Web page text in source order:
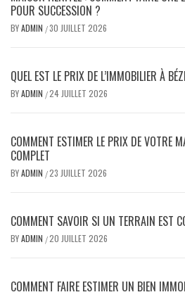
POUR SUCCESSION ?
BYADMIN /30 JUILLET 2026
QUEL EST LE PRIX DE L’IMMOBILIER À
BYADMIN /24 JUILLET 2026
COMMENT ESTIMER LE PRIX DE VOTRE
COMPLET
BYADMIN /23 JUILLET 2026
COMMENT SAVOIR SI UN TERRAIN EST
BYADMIN /20 JUILLET 2026
COMMENT FAIRE ESTIMER UN BIEN